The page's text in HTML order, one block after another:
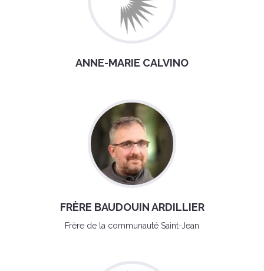
ANNE-MARIE CALVINO
FRÈRE BAUDOUIN ARDILLIER
Frère de la communauté Saint-Jean